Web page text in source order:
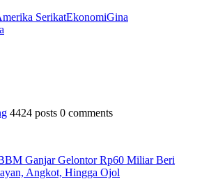
SerikatEkonomiGina
4424 posts 0 comments
Ganjar Gelontor Rp60 Miliar Beri
Angkot, Hingga Ojol